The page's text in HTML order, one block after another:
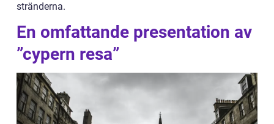
stränderna.
En omfattande presentation av
”cypern resa”